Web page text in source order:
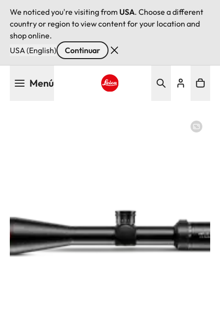
We noticed you're visiting from USA. Choose a different
country or region to view content for your location and
shop online.
USA (English)
Continuar
Menú